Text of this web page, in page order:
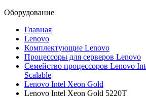
Оборудование
Главная
Lenovo
Комплектующие Lenovo
Процессоры для серверов Lenovo
Семейство процессоров Lenovo
Scalable
Lenovo Intel Xeon Gold
Lenovo Intel Xeon Gold 5220T